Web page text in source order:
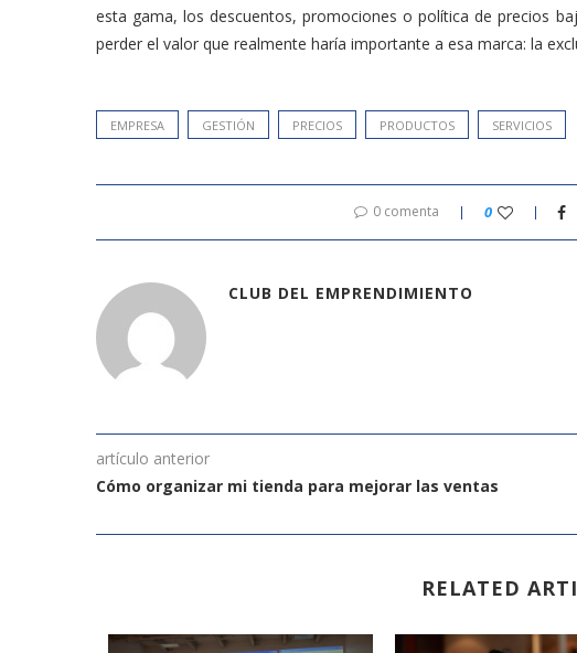
esta gama, los descuentos, promociones o política de precios
perder el valor que realmente haría importante a esa marca: la
EMPRESA GESTIÓN PRECIOS PRODUCTOS SERVICIOS
0 comenta 0
CLUB DEL EMPRENDIMIENTO
artículo anterior
Cómo organizar mi tienda para mejorar las ventas
RELATED